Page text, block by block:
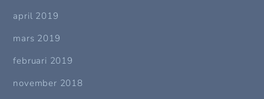
april 2019
mars 2019
februari 2019
november 2018